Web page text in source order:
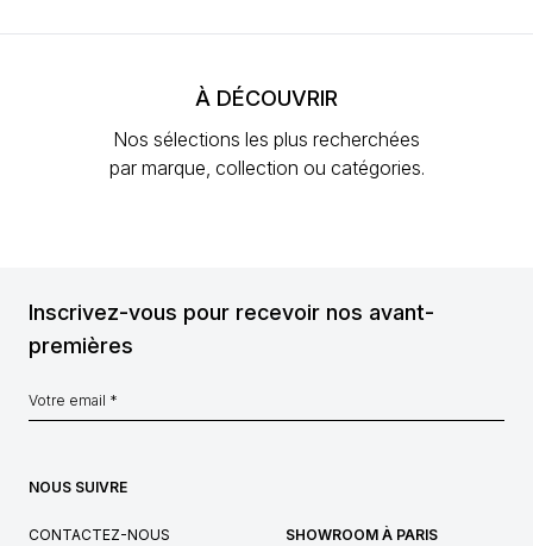
À DÉCOUVRIR
Nos sélections les plus recherchées
par marque, collection ou catégories.
Inscrivez-vous pour recevoir nos avant-
premières
NOUS SUIVRE
CONTACTEZ-NOUS
SHOWROOM À PARIS